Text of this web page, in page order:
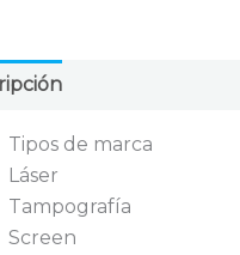
Tipos de marca
Láser
Tampografía
Screen